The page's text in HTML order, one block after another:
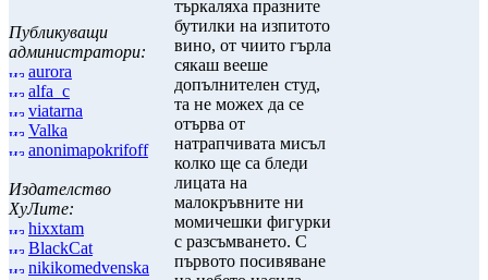
Публикуващи
администратори:
aurora
alfa_c
viatarna
Valka
anonimapokrifoff
Издателство
ХуЛите:
hixxtam
BlackCat
nikikomedvenska
търкаляха празните
бутилки на изпитото
вино, от чиито гърла
сякаш вееше
допълнителен студ,
та не можех да се
отърва от
натрапчивата мисъл
колко ще са бледи
лицата на
малокръвните ни
момичешки фигурки
с разсъмването. С
първото посивяване